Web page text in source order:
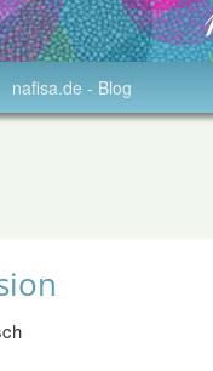
nafisa.de - Blog